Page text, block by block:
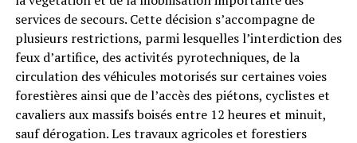
services de secours. Cette décision s’accompagne de
plusieurs restrictions, parmi lesquelles l’interdiction des
feux d’artifice, des activités pyrotechniques, de la
circulation des véhicules motorisés sur certaines voies
forestières ainsi que de l’accès des piétons, cyclistes et
cavaliers aux massifs boisés entre 12 heures et minuit,
sauf dérogation. Les travaux agricoles et forestiers